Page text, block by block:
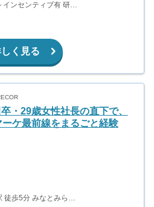
研修期間中：日給5,000円＋インセンティブ有 研修期間中は日給を支給し、代わりにインセンティブ額がやや減少します。 研修期間は約14日間で、1日当たり約5時間勤務を想定しています。 研修期間終了後、日給から成果報酬型へと切り替わります。 1件成約につき約3,000円〜40,000円となります。
く見る
・29歳女性社長の直下で、
ケ最前線をまるごと経験